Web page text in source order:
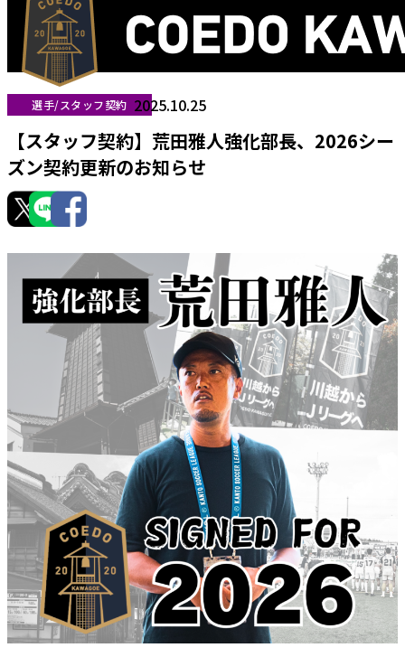
選手/スタッフ契約 2025.10.25
【スタッフ契約】荒田雅人強化部長、2026シー
ズン契約更新のお知らせ